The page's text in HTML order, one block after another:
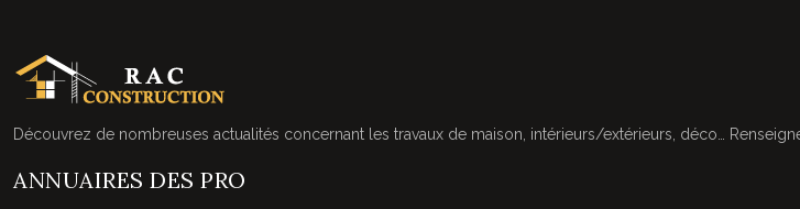
Découvrez de nombreuses actualités concernant les travaux de maison, intérieurs/extérieurs, déco…
ANNUAIRES DES PRO